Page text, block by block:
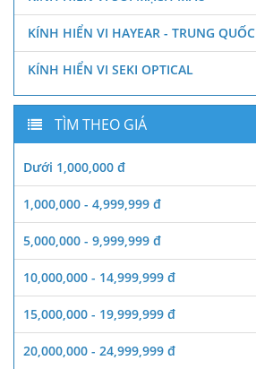
KÍNH HIỂN VI HAYEAR - TRUNG QUỐC
KÍNH HIỂN VI SEKI OPTICAL
TÌM THEO GIÁ
Dưới 1,000,000 đ
1,000,000 - 4,999,999 đ
5,000,000 - 9,999,999 đ
10,000,000 - 14,999,999 đ
15,000,000 - 19,999,999 đ
20,000,000 - 24,999,999 đ